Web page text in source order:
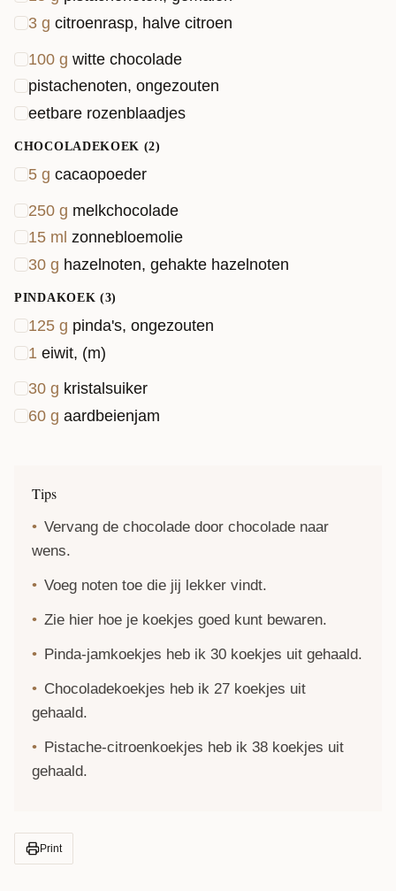
3 g citroenrasp, halve citroen
100 g witte chocolade
pistachenoten, ongezouten
eetbare rozenblaadjes
CHOCOLADEKOEK (2)
5 g cacaopoeder
250 g melkchocolade
15 ml zonnebloemolie
30 g hazelnoten, gehakte hazelnoten
PINDAKOEK (3)
125 g pinda's, ongezouten
1 eiwit, (m)
30 g kristalsuiker
60 g aardbeienjam
Tips
Vervang de chocolade door chocolade naar
wens.
Voeg noten toe die jij lekker vindt.
Zie hier hoe je koekjes goed kunt bewaren.
Pinda-jamkoekjes heb ik 30 koekjes uit gehaald.
Chocoladekoekjes heb ik 27 koekjes uit
gehaald.
Pistache-citroenkoekjes heb ik 38 koekjes uit
gehaald.
Print